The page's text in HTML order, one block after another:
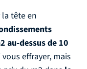
tête en
au-dessus de 10
effrayer, mais